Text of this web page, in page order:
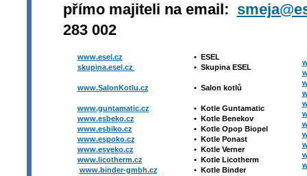
přímo majiteli na email:
283 002
www.esel.cz
skupina.esel.cz
www.SalonKotlu.cz
www.guntamatic.cz
www.esbeko.cz
www.esbiko.cz
www.espoko.cz
www.esveko.cz
www.licotherm.cz
www.binder-gmbh.cz
• ESEL
• Skupina ESEL
• Salon kotlů
• Kotle Guntamatic
• Kotle Benekov
• Kotle Opop Biopel
• Kotle Ponast
• Kotle Verner
• Kotle Licotherm
• Kotle Binder